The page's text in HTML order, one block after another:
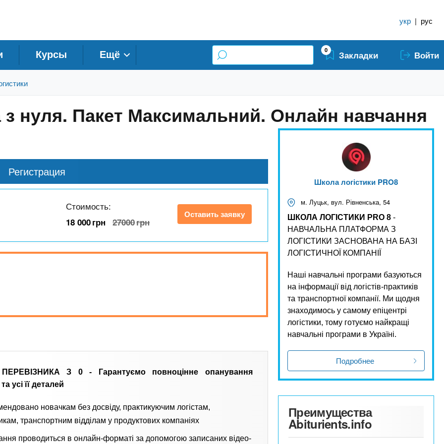
укр | рус
Курсы Ещё 0 Закладки Войти
з нуля. Пакет Максимальний. Онлайн навчання
Регистрация
Стоимость:
18 000грн 27000грн
Оставить заявку
ПЕРЕВІЗНИКА З 0 -
Гарантуємо повноцінне опанування
усі її деталей
новачкам без досвіду, практикуючим логістам,
транспортним відділам у продуктових компаніях
проводиться в онлайн-форматі за допомогою записаних відео-
Школа логістики PRO8
м. Луцьк, вул. Рівненська, 54
ШКОЛА ЛОГІСТИКИ PRO 8 -
НАВЧАЛЬНА ПЛАТФОРМА З
ЛОГІСТИКИ ЗАСНОВАНА НА БАЗІ
ЛОГІСТИЧНОЇ КОМПАНІЇ
Наші навчальні програми базуються
на інформації від логістів-практиків
та транспортної компанії. Ми щодня
знаходимось у самому епіцентрі
логістики, тому готуємо найкращі
навчальні програми в Україні.
Подробнее
Преимущества
Abiturients.info